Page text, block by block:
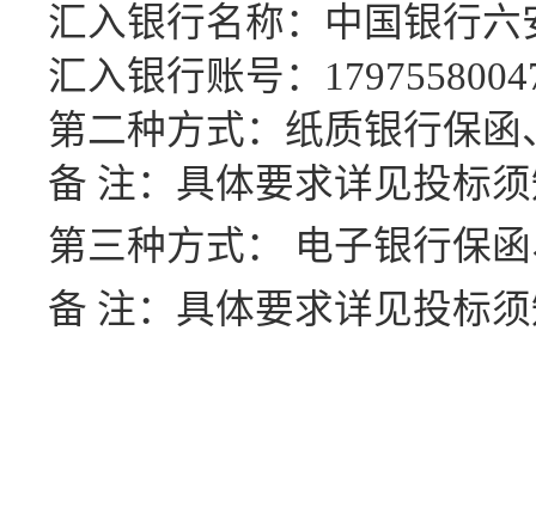
汇入银行名称：中国银行六
汇入银行账号：
第二种方式：纸质银行保
备 注：具体要求详见投标
第三种方式：
电子银行保
备 注：具体要求详见投标